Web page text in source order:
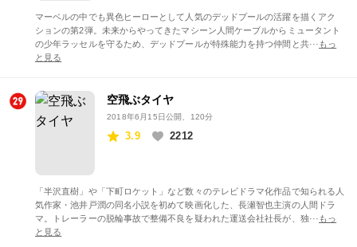
マーベルの中でも異色ヒーローとして人気のデッドプールの活躍を描くアク
ションの第2弾。未来からやってきたマシーン人間ケーブルからミュータント
の少年ラッセルを守るため、デッドプールが特殊能力を持つ仲間と共··· もっ
と見る
空飛ぶタイヤ
2018年6月15日公開 、120分
3.9 2212
「半沢直樹」や「下町ロケット」など数々のテレビドラマ化作品で知られる人
気作家・池井戸潤の同名小説を初めて映画化した、長瀬智也主演の人間ドラ
マ。トレーラーの脱輪事故で整備不良を疑われた運送会社社長が、独··· もっ
と見る